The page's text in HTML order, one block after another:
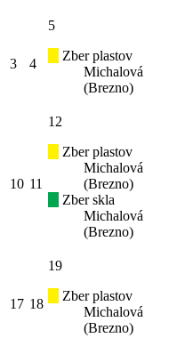
3 4
5
Zber plastov
Michalová
(Brezno)
10 11
12
Zber plastov
Michalová
(Brezno)
Zber skla
Michalová
(Brezno)
17 18
19
Zber plastov
Michalová
(Brezno)